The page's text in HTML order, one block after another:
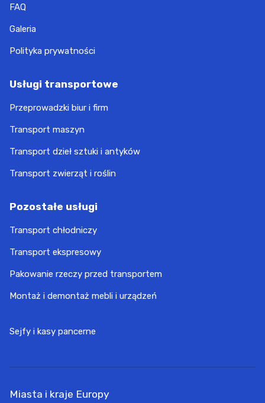
FAQ
Galeria
Polityka prywatności
Usługi transportowe
Przeprowadzki biur i firm
Transport maszyn
Transport dzieł sztuki i antyków
Transport zwierząt i roślin
Pozostałe usługi
Transport chłodniczy
Transport ekspresowy
Pakowanie rzeczy przed transportem
Montaż i demontaż mebli i urządzeń
Sejfy i kasy pancerne
Miasta i kraje Europy